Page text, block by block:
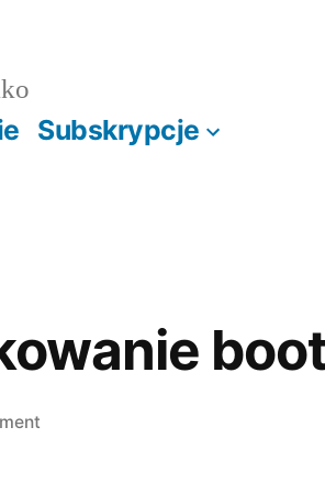
Subskrypcje
on